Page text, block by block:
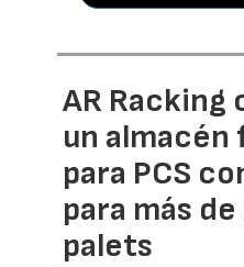
AR Racking
un
para PCS
para más
palets